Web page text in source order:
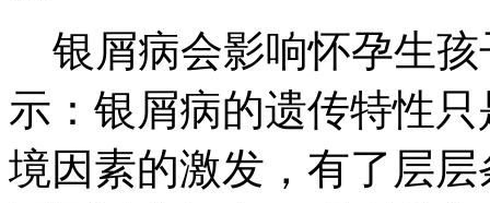
银屑病会影响怀孕生孩
示：银屑病的遗传特性
境因素的激发，有了层